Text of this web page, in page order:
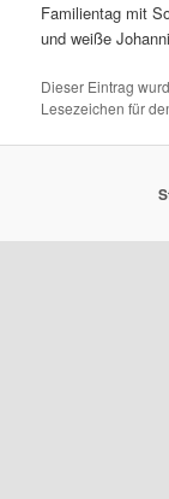
Familientag mit
und weiße
Dieser Eintrag
Lesezeichen für